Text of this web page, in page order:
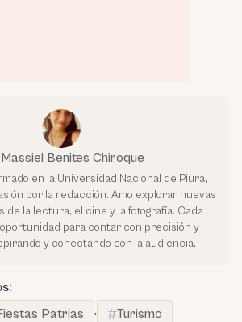
Massiel Benites Chiroque
en la Universidad Nacional de Piura,
por la redacción. Amo explorar nuevas
de la lectura, el cine y la fotografía. Cada
para contar con precisión y
y conectando con la audiencia.
Patrias · Turismo